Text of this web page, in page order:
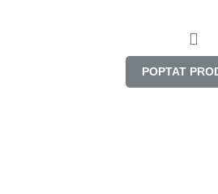
POPTAT